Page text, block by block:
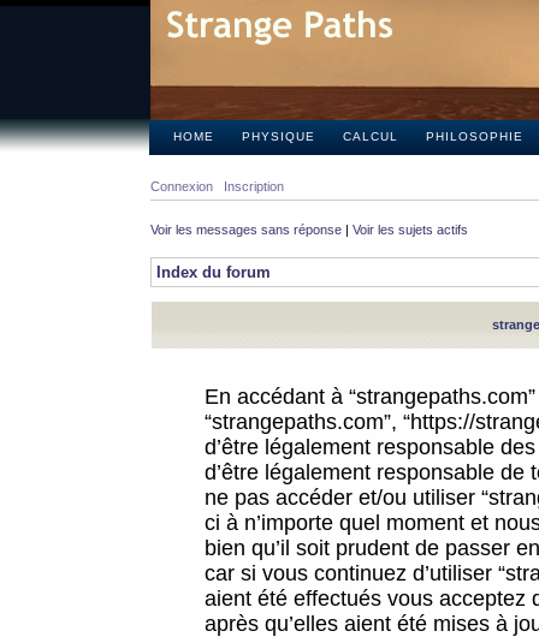
HOME PHYSIQUE CALCUL PHILOSOPHIE
Connexion Inscription
Voir les messages sans réponse | Voir les sujets actifs
Index du forum
En accédant à
“strangepaths.com”, “https://
d’être légalement responsable
d’être légalement responsable
ne pas accéder et/ou utiliser
ci à n’importe quel moment et
bien qu’il soit prudent de passer
car si vous continuez d’utiliser
aient été effectués vous acceptez
après qu’elles aient été mises à